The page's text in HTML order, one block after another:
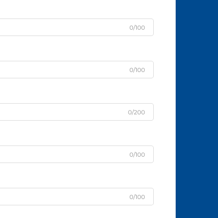
0/100
0/100
0/200
0/100
0/100